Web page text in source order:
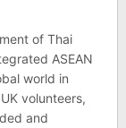
of Thai
ASEAN
world in
volunteers,
and